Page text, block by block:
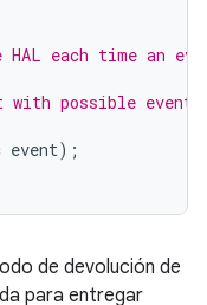
HAL each time an
with possible event
event);
de devolución de
para entregar